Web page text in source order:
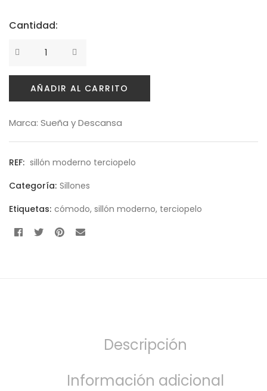
Cantidad:
Cantidad
AÑADIR AL CARRITO
Marca: Sueña y Descansa
REF: sillón moderno terciopelo
Categoría: Sillones
Etiquetas: cómodo, sillón moderno, terciopelo
Descripción
Información adicional